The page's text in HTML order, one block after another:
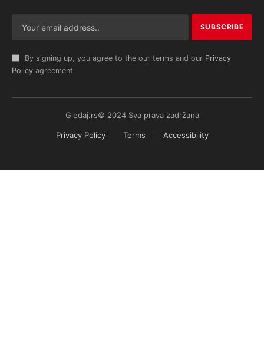
By signing up, you agree to the our terms and our Privacy
Policy agreement.
Gledaj.rs© 2024 Sva prava zadržana
Privacy Policy Terms Accessibility